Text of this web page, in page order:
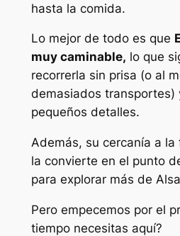
hasta la comida.
Lo mejor de todo es que
muy caminable, lo que
recorrerla sin prisa (o al
demasiados transportes)
pequeños detalles.
Además, su cercanía a la
la convierte en el punto
para explorar más de
Pero empecemos por el
tiempo necesitas aquí?